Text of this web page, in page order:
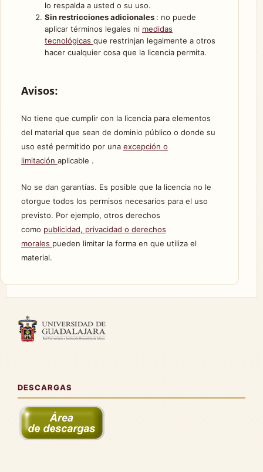
lo respalda a usted o su uso.
Sin restricciones adicionales : no puede
aplicar términos legales ni medidas
tecnológicas que restrinjan legalmente a otros
hacer cualquier cosa que la licencia permita.
Avisos:
No tiene que cumplir con la licencia para elementos
del material que sean de dominio público o donde su
uso esté permitido por una excepción o
limitación aplicable .
No se dan garantías. Es posible que la licencia no le
otorgue todos los permisos necesarios para el uso
previsto. Por ejemplo, otros derechos
como publicidad, privacidad o derechos
morales pueden limitar la forma en que utiliza el
material.
DESCARGAS